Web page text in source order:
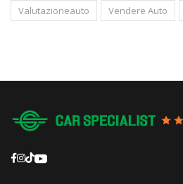
Valutazioneauto
Vendere Auto